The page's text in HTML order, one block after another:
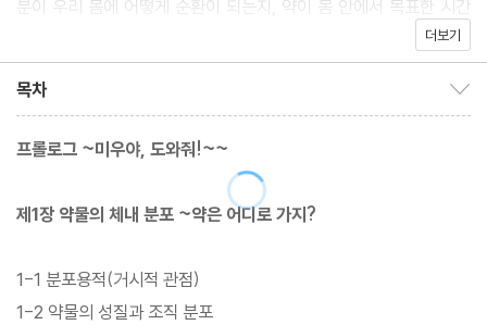
분이 우리 몸에 어떻게 순환이 되는지, 약이 몸 안에서 목표한 시간
에 목표로 한 양이 목표 장소에 도달해야 의도한 효과를 발휘할 수
최대한 발휘하도록 하고 부작용을 막는 데 중요하기 때문이다.
이처럼 약물동태학은 약을 투여한 후 체내의 ‘어디에’, ‘언제’, ‘얼마
만큼’의 약이 있는지를 해석하고 예측하는 학문이다. 특히 약물동태
사용되는 경우가 많기 때문에 어려워하는 약학과생이나 약사도 많
으며 의학부나 간호학과 등 다른 의료 관련 학부에서는 약물동태학
더보기
목차
프롤로그 ~미우야, 도와줘!~~
제1장 약물의 체내 분포 ~약은 어디로 가지?
1-1 분포용적(거시적 관점)
1-2 약물의 성질과 조직 분포